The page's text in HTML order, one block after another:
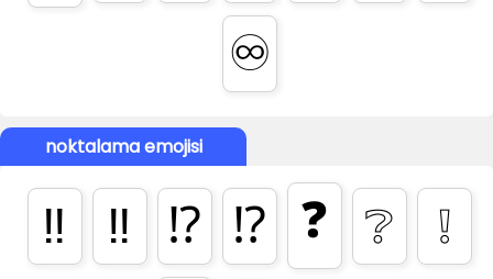
♾
noktalama emojisi
‼️ ‼ ⁉️ ⁉ ❓ ❔
❕